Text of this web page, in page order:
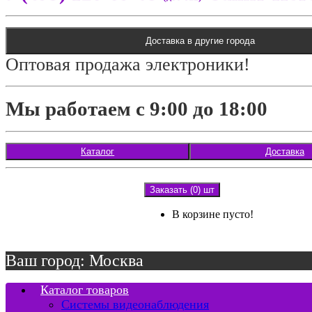
Доставка в другие города
Оптовая продажа электроники!
Мы работаем с 9:00 до 18:00
Каталог Доставка
Заказать (0) шт
В корзине пусто!
Ваш город: Москва
Каталог товаров
Системы видеонаблюдения